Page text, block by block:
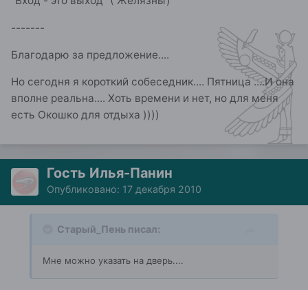
-------
Благодарю за предложение....
Но сегодня я короткий собеседник.... Пятница ....И она
вполне реальна.... Хоть времени и нет, но для меня
есть Окошко для отдыха ))))
Гость Илья-Панин
Опубликовано: 17 декабря 2010
Старый_Пень писал:
Мне можно указать на дверь....